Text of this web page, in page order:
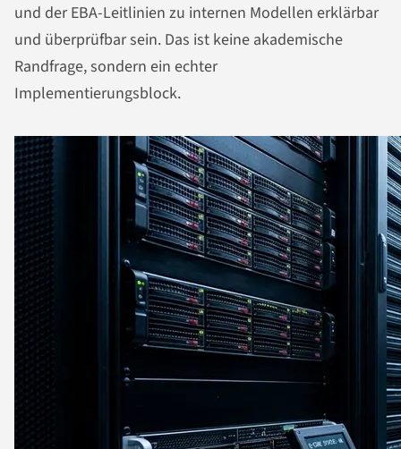
und der EBA-Leitlinien zu internen Modellen erklärbar
und überprüfbar sein. Das ist keine akademische
Randfrage, sondern ein echter
Implementierungsblock.